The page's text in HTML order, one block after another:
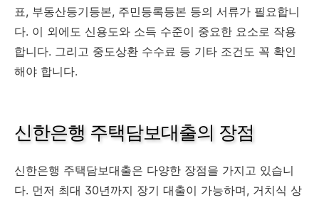
표, 부동산등기등본, 주민등록등본 등의 서류가 필요합니
다. 이 외에도 신용도와 소득 수준이 중요한 요소로 작용
합니다. 그리고 중도상환 수수료 등 기타 조건도 꼭 확인
해야 합니다.
신한은행 주택담보대출의 장점
신한은행 주택담보대출은 다양한 장점을 가지고 있습니
다. 먼저 최대 30년까지 장기 대출이 가능하며, 거치식 상